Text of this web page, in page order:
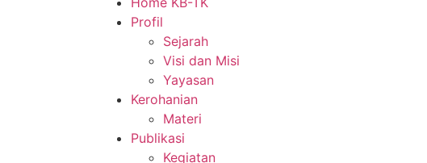
Profil
Sejarah
Visi dan Misi
Yayasan
Kerohanian
Materi
Publikasi
Kegiatan